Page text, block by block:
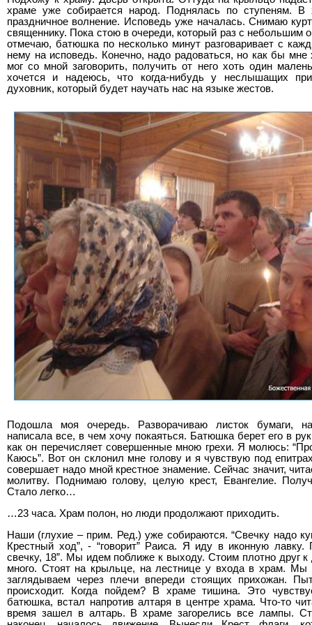
храме уже собирается народ. Поднялась по ступеням. В
праздничное волнение. Исповедь уже началась. Снимаю
священнику. Пока стою в очереди, который раз с небольшим
отмечаю, батюшка по несколько минут разговаривает с
нему на исповедь. Конечно, надо радоваться, но как бы мне
мог со мной заговорить, получить от него хоть один
хочется и надеюсь, что когда-нибудь у неслышащих
духовник, который будет научать нас на языке жестов.
Подошла моя очередь. Разворачиваю листок бумаги,
написала все, в чем хочу покаяться. Батюшка берет его в
как он перечисляет совершенные мною грехи. Я молюсь:
Каюсь”. Вот он склонил мне голову и я чувствую под
совершает надо мной крестное знамение. Сейчас значит,
молитву. Поднимаю голову, целую крест, Евангелие.
Стало легко…
…23 часа. Храм полон, но люди продолжают приходить.
Наши (глухие – прим. Ред.) уже собираются. “Свечку надо
Крестный ход”, - “говорит” Раиса. Я иду в иконную лавку.
свечку, 18”. Мы идем поближе к выходу. Стоим плотно друг к
много. Стоят на крыльце, на лестнице у входа в храм. Мы
заглядываем через плечи впереди стоящих прихожан.
происходит. Когда пойдем? В храме тишина. Это
батюшка, встал напротив алтаря в центре храма. Что-то
время зашел в алтарь. В храме загорелись все лампы.